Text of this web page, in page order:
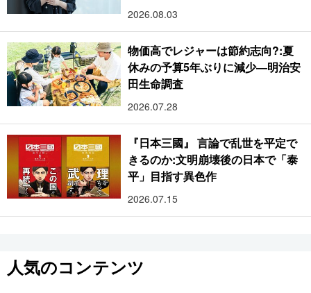
2026.08.03
物価高でレジャーは節約志向?:夏
休みの予算5年ぶりに減少―明治安
田生命調査
2026.07.28
『日本三國』 言論で乱世を平定で
きるのか:文明崩壊後の日本で「泰
平」目指す異色作
2026.07.15
人気のコンテンツ